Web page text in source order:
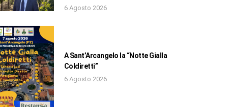
6 Agosto 2026
A Sant’Arcangelo la “Notte Gialla
Coldiretti”
6 Agosto 2026